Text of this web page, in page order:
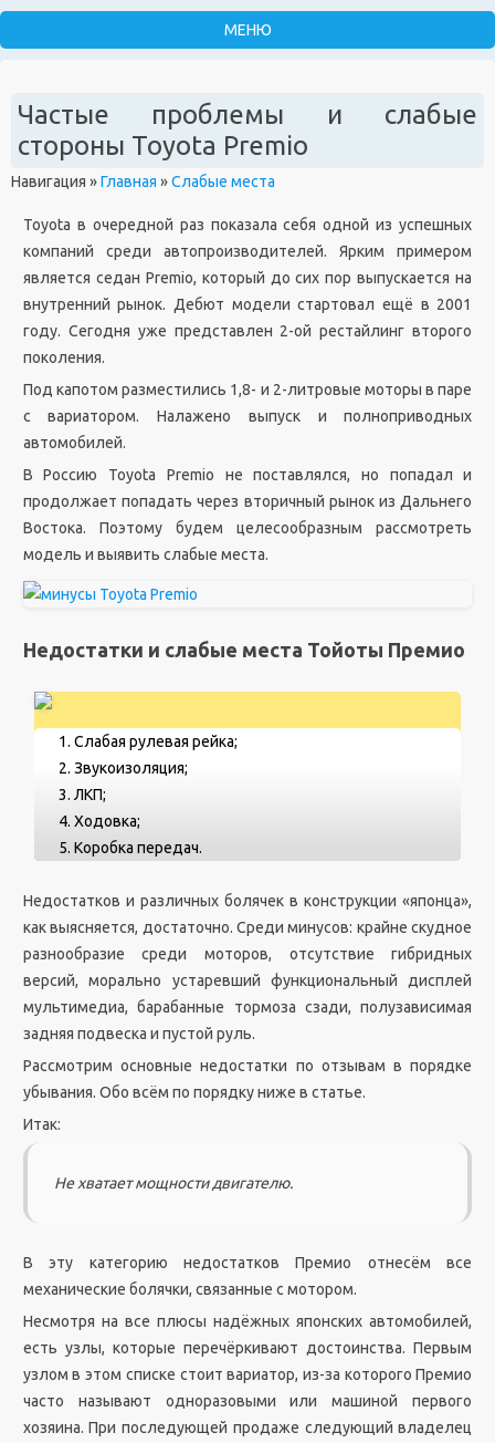
Частые проблемы и слабые
стороны Toyota Premio
Навигация »Главная »Слабые места
Toyota в очередной раз показала себя одной из успешных
компаний среди автопроизводителей. Ярким примером
является седан Premio, который до сих пор выпускается на
внутренний рынок. Дебют модели стартовал ещё в 2001
году. Сегодня уже представлен 2-ой рестайлинг второго
поколения.
Под капотом разместились 1,8- и 2-литровые моторы в паре
с вариатором. Налажено выпуск и полноприводных
автомобилей.
В Россию Toyota Premio не поставлялся, но попадал и
продолжает попадать через вторичный рынок из Дальнего
Востока. Поэтому будем целесообразным рассмотреть
модель и выявить слабые места.
Недостатки и слабые места Тойоты Премио
Слабая рулевая рейка;
Звукоизоляция;
ЛКП;
Ходовка;
Коробка передач.
Недостатков и различных болячек в конструкции «японца»,
как выясняется, достаточно. Среди минусов: крайне скудное
разнообразие среди моторов, отсутствие гибридных
версий, морально устаревший функциональный дисплей
мультимедиа, барабанные тормоза сзади, полузависимая
задняя подвеска и пустой руль.
Рассмотрим основные недостатки по отзывам в порядке
убывания. Обо всём по порядку ниже в статье.
Итак:
Не хватает мощности двигателю.
В эту категорию недостатков Премио отнесём все
механические болячки, связанные с мотором.
Несмотря на все плюсы надёжных японских автомобилей,
есть узлы, которые перечёркивают достоинства. Первым
узлом в этом списке стоит вариатор, из-за которого Премио
часто называют одноразовыми или машиной первого
хозяина. При последующей продаже следующий владелец